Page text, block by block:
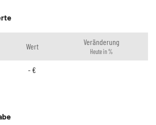
Wert Veränderung
Heute in %
- €